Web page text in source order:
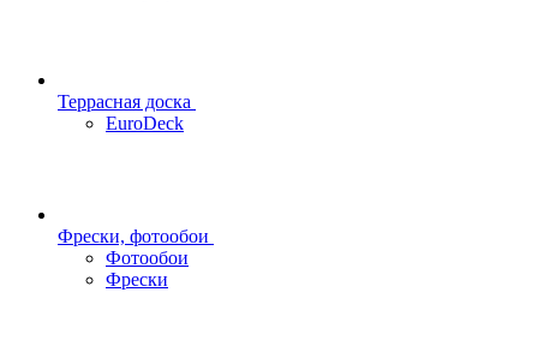
Террасная доска
EuroDeck
Фрески, фотообои
Фотообои
Фрески